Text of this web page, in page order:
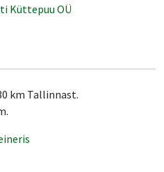
Küttepuu OÜ
km Tallinnast.